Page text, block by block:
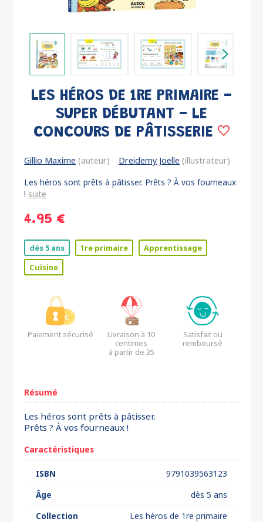
LES HÉROS DE 1RE PRIMAIRE -
SUPER DÉBUTANT - LE
CONCOURS DE PÂTISSERIE
Gillio Maxime (auteur) Dreidemy Joëlle (illustrateur)
Les héros sont prêts à pâtisser. Prêts ? À vos fourneaux
! suite
4.95 €
dès 5 ans 1re primaire
Apprentissage
Cuisine
Paiement sécurisé
Livraison à 10
centimes
à partir de 35
Satisfait ou
remboursé
Résumé
Les héros sont prêts à pâtisser.
Prêts ? À vos fourneaux !
Caractéristiques
ISBN
9791039563123
Âge
dès 5 ans
Collection
Les héros de 1re primaire